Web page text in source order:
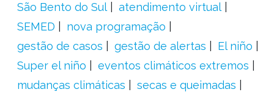
São Bento do Sul
atendimento virtual
SEMED
nova programação
gestão de casos
gestão de alertas
El niño
Super el niño
eventos climáticos extremos
mudanças climáticas
secas e queimadas